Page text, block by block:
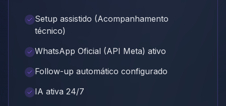
Setup assistido (Acompanhamento
técnico)
WhatsApp Oficial (API Meta) ativo
Follow-up automático configurado
IA ativa 24/7